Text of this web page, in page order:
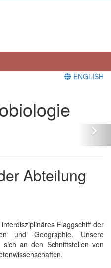
ENGLISH
Abteilung
Flaggschiff der
und Geographie. Unsere
an den Schnittstellen von